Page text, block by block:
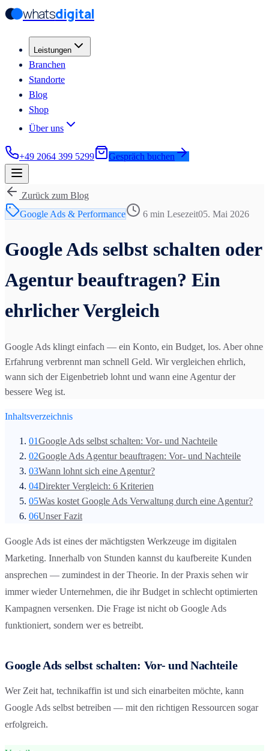
Zum Hauptinhalt springen
Zum Hauptinhalt springen
whatsdigital
Leistungen
Branchen
Standorte
Blog
Shop
Über uns
+49 2064 399 5299 Gespräch buchen
Zurück zum Blog
Google Ads & Performance
6 min Lesezeit05. Mai 2026
Google Ads selbst schalten oder
Agentur beauftragen? Ein
ehrlicher Vergleich
Google Ads klingt einfach — ein Konto, ein Budget, los. Aber ohne
Erfahrung verbrennt man schnell Geld. Wir vergleichen ehrlich,
wann sich der Eigenbetrieb lohnt und wann eine Agentur der
bessere Weg ist.
Inhaltsverzeichnis
01Google Ads selbst schalten: Vor- und Nachteile
02Google Ads Agentur beauftragen: Vor- und Nachteile
03Wann lohnt sich eine Agentur?
04Direkter Vergleich: 6 Kriterien
05Was kostet Google Ads Verwaltung durch eine Agentur?
06Unser Fazit
Google Ads ist eines der mächtigsten Werkzeuge im digitalen
Marketing. Innerhalb von Stunden kannst du kaufbereite Kunden
ansprechen — zumindest in der Theorie. In der Praxis sehen wir
immer wieder Unternehmen, die ihr Budget in schlecht optimierten
Kampagnen versenken. Die Frage ist nicht ob Google Ads
funktioniert, sondern wer es betreibt.
Google Ads selbst schalten: Vor- und Nachteile
Wer Zeit hat, technikaffin ist und sich einarbeiten möchte, kann
Google Ads selbst betreiben — mit den richtigen Ressourcen sogar
erfolgreich.